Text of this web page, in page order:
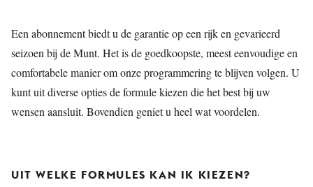
BEZOEK
JONG
DE
ONS
Een abonnement biedt u de garantie op een rijk en gevarieerd
seizoen bij de Munt. Het is de goedkoopste, meest eenvoudige en
comfortabele manier om onze programmering te blijven volgen. U
kunt uit diverse opties de formule kiezen die het best bij uw
wensen aansluit. Bovendien geniet u heel wat voordelen.
UIT WELKE FORMULES KAN IK KIEZEN?